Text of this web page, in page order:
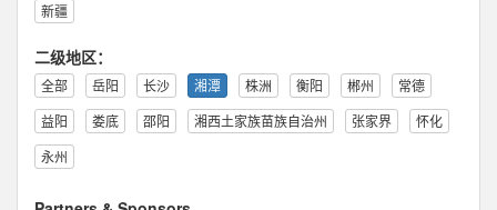
新疆
二级地区：
全部 岳阳 长沙 湘潭 株洲 衡阳 郴州
常德
益阳
娄底 邵阳 湘西土家族苗族自治州 张家界
怀化
永州